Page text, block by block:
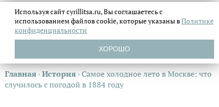
Главная ›История ›Самое холодное лето в Москве: что
случилось с погодой в 1884 году
Используя сайт cyrillitsa.ru, Вы соглашаетесь с
использованием файловcookie, которые указаны вПолитике
конфиденциальности
ХОРОШО